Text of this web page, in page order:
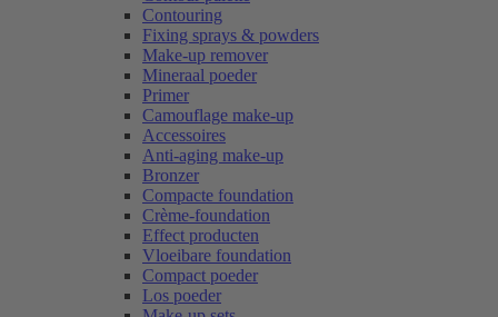
Contouring
Fixing sprays & powders
Make-up remover
Mineraal poeder
Primer
Camouflage make-up
Accessoires
Anti-aging make-up
Bronzer
Compacte foundation
Crème-foundation
Effect producten
Vloeibare foundation
Compact poeder
Los poeder